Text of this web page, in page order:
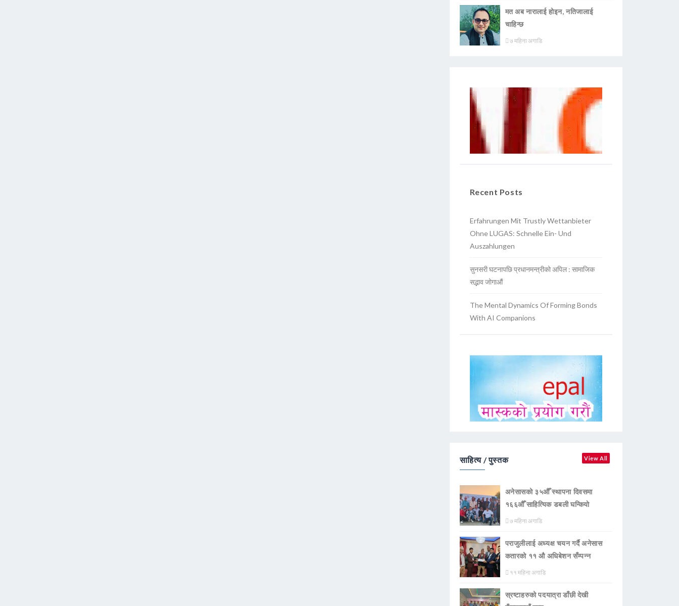
मत अब नारालाई होइन, नतिजालाई
चाहिन्छ
७ महिना अगाडि
Recent Posts
Erfahrungen Mit Trustly Wettanbieter
Ohne LUGAS: Schnelle Ein- Und
Auszahlungen
सुनसरी घटनापछि प्रधानमन्त्रीको अपिल : सामाजिक
सद्भाव जोगाऔं
The Mental Dynamics Of Forming Bonds
With AI Companions
साहित्य / पुस्तक View All
अनेसासको ३५औँ स्थापना दिवसमा
१६६औँ साहित्यिक डबली घन्कियाे
७ महिना अगाडि
पराजुलीलाई अध्यक्ष चयन गर्दै अनेसास
कतारको ११ औ अधिबेशन सँम्पन्न
११ महिना अगाडि
स्रष्टाहरुको पदयात्रा डाँछी देखी